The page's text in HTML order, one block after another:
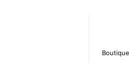
Boutique